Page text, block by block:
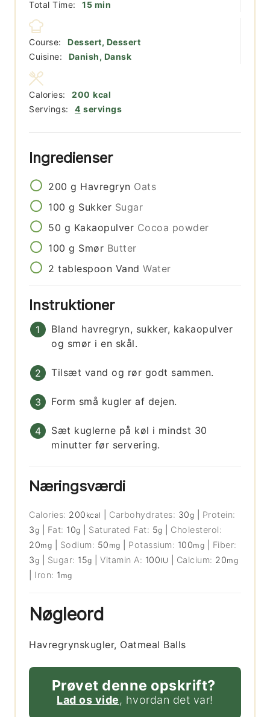
Total Time: 15minutter
min
Course:
Dessert, Dessert
Cuisine:
Danish, Dansk
Servings: 4 servings
Calories: 200 kcal
Ingredienser
200 g Havregryn Oats
100 g Sukker Sugar
50 g Kakaopulver Cocoa powder
100 g Smør Butter
2 tablespoon Vand Water
Instruktioner
Bland havregryn, sukker, kakaopulver
og smør i en skål.
Tilsæt vand og rør godt sammen.
Form små kugler af dejen.
Sæt kuglerne på køl i mindst 30
minutter før servering.
Næringsværdi
Calories: 200 kcal Carbohydrates: 30g
Protein:
3g Fat: 10g Saturated Fat: 5g
Cholesterol:
20mg Sodium: 50 mg Potassium: 100mg
Fiber:
3g Sugar: 15g |Vitamin A: 100IU Calcium: 20mg
Iron: 1 mg
Nøgleord
Havregrynskugler, Oatmeal Balls
Prøvet denne opskrift?
Lad os vide, hvordan det var!